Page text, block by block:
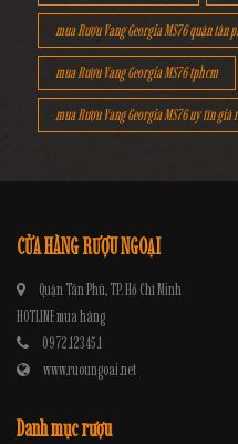
mua Rượu Vang Georgia MS76 quận tân
mua Rượu Vang Georgia MS76 tphcm
mua Rượu Vang Georgia MS76 uy tín giá
CỬA HÀNG RƯỢU NGOẠI
Quận Tân Phú, TP. Hồ Chí Minh
HOTLINE mua hàng
0972.12345.1
www.ruoungoai.net
Danh mục rượu